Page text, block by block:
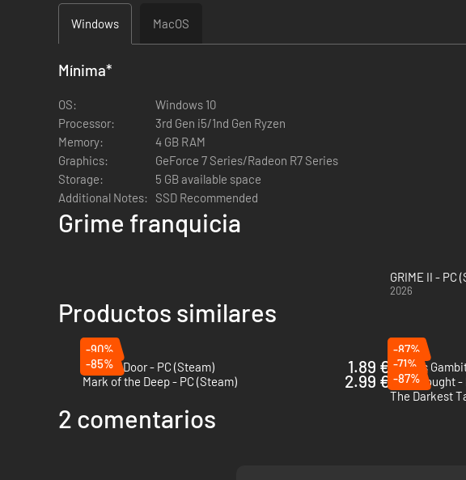
de enemigos que encontrarás y usa sus propios rasgos contra ellos mientras
GRIME te permite jugar como quieras, mejorando únicamente los rasgos que
enemigos mientras atraviesas evocadores entornos, conoces a sus
•Surrealismo deslumbrante -Descubre secretos misteriosos en cuevas
largo y ancho de un mundo orgánico e interconectado, reproducido en un 3D
•Combate desafiando la muerte -
la guerra a un mundo viviente.
Windows MacOS
Mínima*
OS:
Windows 10
Processor:
3rd Gen i5/1nd Gen Ryzen
Memory:
4 GB RAM
Graphics:
GeForce 7 Series/Radeon R7 Series
Storage:
5 GB available space
Additional Notes:
SSD Recommended
Grime franquicia
GRIME II - PC
2026
Productos similares
-90%
Death's Door - PC (Steam)
1.89 €
-87%
Death's
-85%
Mark of the Deep - PC (Steam)
2.99 €
-71%
Voidwrought -
-87%
The Darkest
2 comentarios